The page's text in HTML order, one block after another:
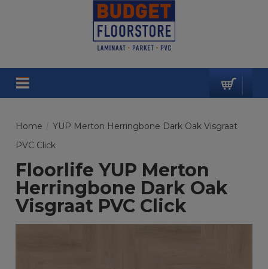
Home
YUP Merton Herringbone Dark Oak Visgraat
PVC Click
Floorlife YUP Merton
Herringbone Dark Oak
Visgraat PVC Click